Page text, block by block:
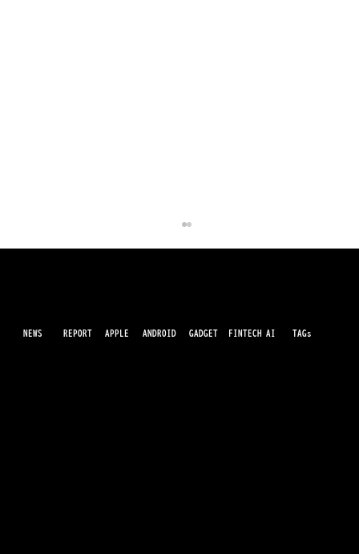
NEWS REPORT APPLE ANDROID GADGET FINTECH AI TAGs